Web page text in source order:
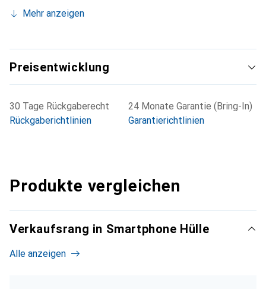
Mehr anzeigen
Preisentwicklung
30 Tage Rückgaberecht
Rückgaberichtlinien
24 Monate Garantie (Bring-In)
Garantierichtlinien
Produkte vergleichen
Verkaufsrang in Smartphone Hülle
Alle anzeigen